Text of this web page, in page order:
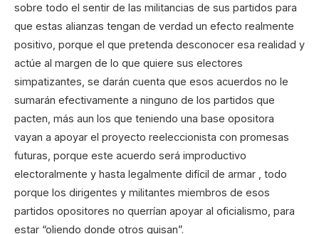
sobre todo el sentir de las militancias de sus partidos para
que estas alianzas tengan de verdad un efecto realmente
positivo, porque el que pretenda desconocer esa realidad y
actúe al margen de lo que quiere sus electores
simpatizantes, se darán cuenta que esos acuerdos no le
sumarán efectivamente a ninguno de los partidos que
pacten, más aun los que teniendo una base opositora
vayan a apoyar el proyecto reeleccionista con promesas
futuras, porque este acuerdo será improductivo
electoralmente y hasta legalmente difícil de armar , todo
porque los dirigentes y militantes miembros de esos
partidos opositores no querrían apoyar al oficialismo, para
estar “oliendo donde otros guisan”.